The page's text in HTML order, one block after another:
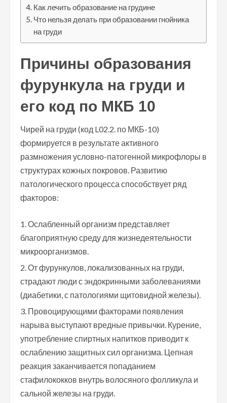
Как лечить образование на грудине
Что нельзя делать при образовании гнойника
на груди
Причины образования
фурункула на груди и
его код по МКБ 10
Чирей на груди (код L02.2. по МКБ-10)
формируется в результате активного
размножения условно-патогенной микрофлоры в
структурах кожных покровов. Развитию
патологического процесса способствует ряд
факторов:
Ослабленный организм представляет
благоприятную среду для жизнедеятельности
микроорганизмов.
От фурункулов, локализованных на груди,
страдают люди с эндокринными заболеваниями
(диабетики, с патологиями щитовидной железы).
Провоцирующими факторами появления
нарыва выступают вредные привычки. Курение,
употребление спиртных напитков приводит к
ослаблению защитных сил организма. Цепная
реакция заканчивается попаданием
стафилококков внутрь волосяного фолликула и
сальной железы на груди.